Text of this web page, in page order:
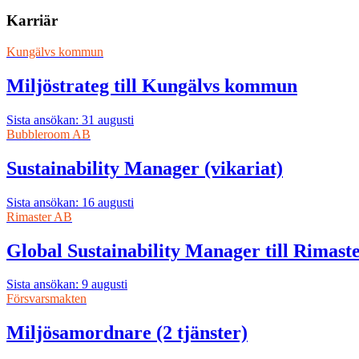
Karriär
Kungälvs kommun
Miljöstrateg till Kungälvs kommun
Sista ansökan: 31 augusti
Bubbleroom AB
Sustainability Manager (vikariat)
Sista ansökan: 16 augusti
Rimaster AB
Global Sustainability Manager till
Sista ansökan: 9 augusti
Försvarsmakten
Miljösamordnare (2 tjänster)